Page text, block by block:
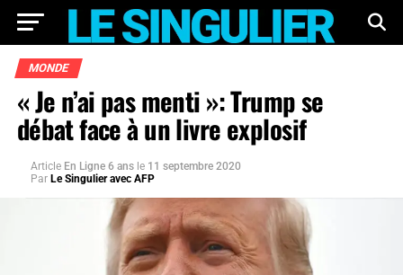
MONDE
« Je n’ai pas menti »: Trump se
débat face à un livre explosif
Article En Ligne 6 ans le 11 septembre 2020
Par Le Singulier avec AFP